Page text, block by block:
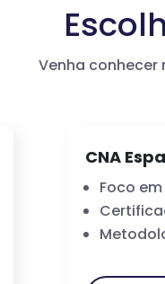
Venha
CNA
Foco